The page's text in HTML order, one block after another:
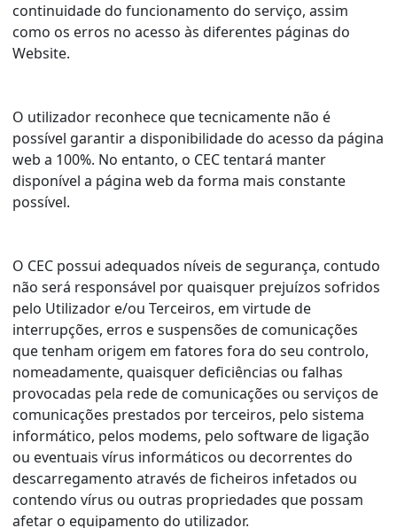
continuidade do funcionamento do serviço, assim
como os erros no acesso às diferentes páginas do
Website.
O utilizador reconhece que tecnicamente não é
possível garantir a disponibilidade do acesso da página
web a 100%. No entanto, o CEC tentará manter
disponível a página web da forma mais constante
possível.
O CEC possui adequados níveis de segurança, contudo
não será responsável por quaisquer prejuízos sofridos
pelo Utilizador e/ou Terceiros, em virtude de
interrupções, erros e suspensões de comunicações
que tenham origem em fatores fora do seu controlo,
nomeadamente, quaisquer deficiências ou falhas
provocadas pela rede de comunicações ou serviços de
comunicações prestados por terceiros, pelo sistema
informático, pelos modems, pelo software de ligação
ou eventuais vírus informáticos ou decorrentes do
descarregamento através de ficheiros infetados ou
contendo vírus ou outras propriedades que possam
afetar o equipamento do utilizador.